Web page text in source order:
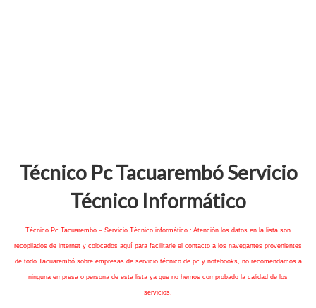
Técnico Pc Tacuarembó Servicio
Técnico Informático
Técnico Pc Tacuarembó – Servicio Técnico informático : Atención los datos en la lista son
recopilados de internet y colocados aquí para facilitarle el contacto a los navegantes provenientes
de todo Tacuarembó sobre empresas de servicio técnico de pc y notebooks, no recomendamos a
ninguna empresa o persona de esta lista ya que no hemos comprobado la calidad de los
servicios.